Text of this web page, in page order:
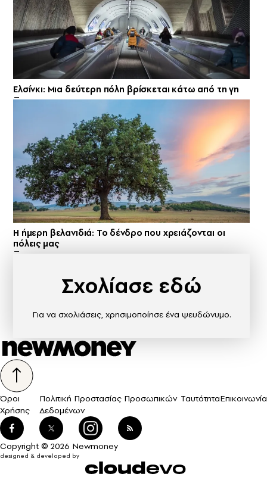
Ελσίνκι: Mια δεύτερη πόλη βρίσκεται κάτω από τη γη
Η ήμερη βελανιδιά: Το δένδρο που χρειάζονται οι
πόλεις μας
Σχολίασε εδώ
Για να σχολιάσεις, χρησιμοποίησε ένα ψευδώνυμο.
Όροι
Χρήσης
Πολιτική Προστασίας Προσωπικών
Δεδομένων
ΤαυτότηταΕπικοινωνία
Copyright © 2026 Newmoney
designed & developed by